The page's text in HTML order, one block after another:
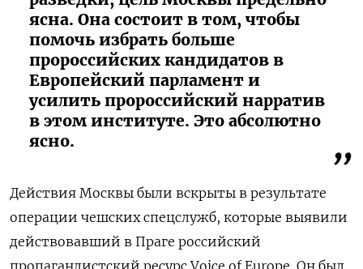
ясна. Она состоит в том, чтобы
помочь избрать больше
пророссийских кандидатов в
Европейский парламент и
усилить пророссийский нарратив
в этом институте. Это абсолютно
ясно.
Действия Москвы были вскрыты в результате
операции чешских спецслужб, которые выявили
действовавший в Праге российский
пропагандистский ресурс Voice of Europe. Он был